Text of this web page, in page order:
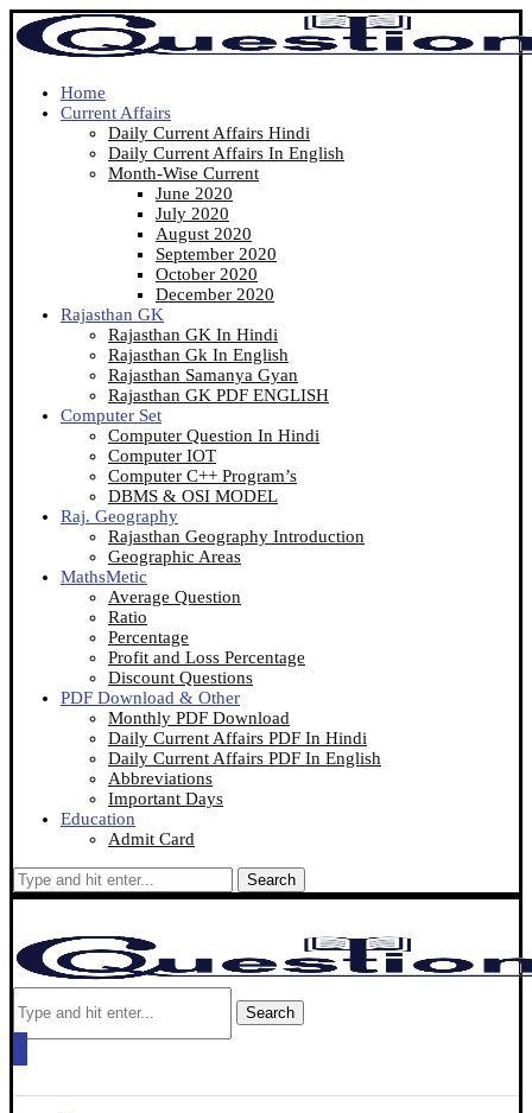
Home
Current Affairs
Daily Current Affairs Hindi
Daily Current Affairs In English
Month-Wise Current
June 2020
July 2020
August 2020
September 2020
October 2020
December 2020
Rajasthan GK
Rajasthan GK In Hindi
Rajasthan Gk In English
Rajasthan Samanya Gyan
Rajasthan GK PDF ENGLISH
Computer Set
Computer Question In Hindi
Computer IOT
Computer C++ Program’s
DBMS & OSI MODEL
Raj. Geography
Rajasthan Geography Introduction
Geographic Areas
MathsMetic
Average Question
Ratio
Percentage
Profit and Loss Percentage
Discount Questions
PDF Download & Other
Monthly PDF Download
Daily Current Affairs PDF In Hindi
Daily Current Affairs PDF In English
Abbreviations
Important Days
Education
Admit Card
Search
Search